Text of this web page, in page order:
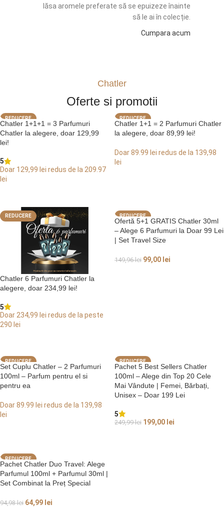
lăsa aromele preferate să se epuizeze înainte
să le ai în colecție.
Cumpara acum
Chatler
Oferte si promotii
REDUCERE
Chatler 1+1+1 = 3 Parfumuri
Chatler la alegere, doar 129,99
lei!
5
Doar 129,99 lei redus de la 209.97
lei
REDUCERE
Chatler 1+1 = 2 Parfumuri Chatler
la alegere, doar 89,99 lei!
Doar 89.99 lei redus de la 139,98
lei
REDUCERE
Chatler 6 Parfumuri Chatler la
alegere, doar 234,99 lei!
5
Doar 234,99 lei redus de la peste
290 lei
REDUCERE
Ofertă 5+1 GRATIS Chatler 30ml
– Alege 6 Parfumuri la Doar 99 Lei
| Set Travel Size
149,96lei 99,00 lei
REDUCERE
Set Cuplu Chatler – 2 Parfumuri
100ml – Parfum pentru el si
pentru ea
Doar 89.99 lei redus de la 139,98
lei
REDUCERE
Pachet 5 Best Sellers Chatler
100ml – Alege din Top 20 Cele
Mai Vândute | Femei, Bărbați,
Unisex – Doar 199 Lei
5
249,99lei 199,00 lei
REDUCERE
Pachet Chatler Duo Travel: Alege
Parfumul 100ml + Parfumul 30ml |
Set Combinat la Preț Special
94,98lei 64,99 lei